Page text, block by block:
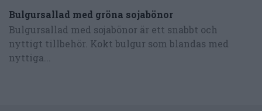
Bulgursallad med gröna sojabönor
Bulgursallad med sojabönor är ett snabbt och
nyttigt tillbehör. Kokt bulgur som blandas med
nyttiga...